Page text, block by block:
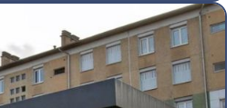
Découvrir